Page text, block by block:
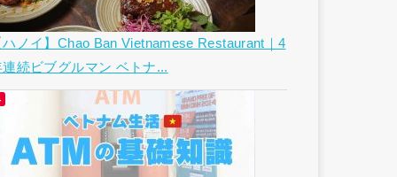
ハノイ】Chao Ban Vietnamese Restaurant｜4
連続ビブグルマン ベトナ...